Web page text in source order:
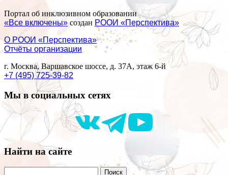
Портал об инклюзивном образовании
«Все включены» создан РООИ «Перспектива»
О РООИ «Перспектива»
Отчёты организации
г. Москва, Варшавское шоссе, д. 37А, этаж 6-й
+7 (495) 725-39-82
Мы в социальных сетях
Найти на сайте